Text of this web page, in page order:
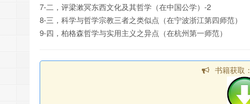
7-二，评梁漱冥东西文化及其哲学（在中国公学）-2
8-三，科学与哲学宗教三者之类似点（在宁波浙江第四师范）
9-四，柏格森哲学与实用主义之异点（在杭州第一师范）
书籍获取：